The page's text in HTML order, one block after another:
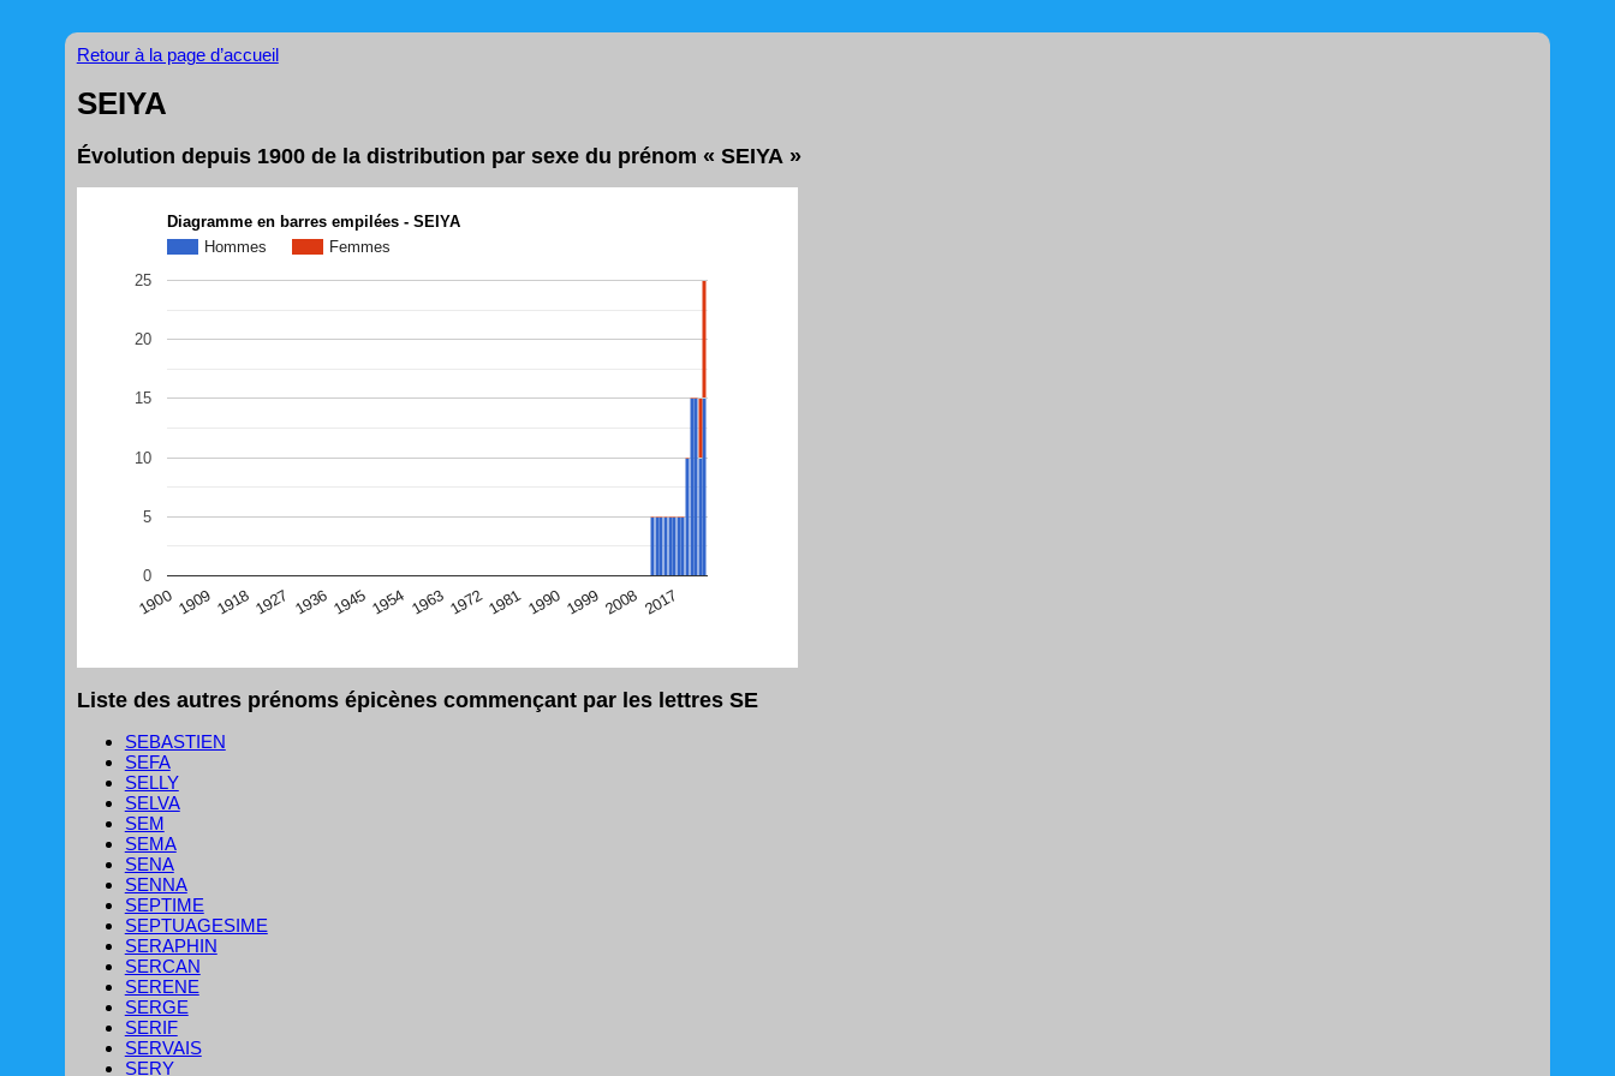
Retour à la page d’accueil
SEIYA
Évolution depuis 1900 de la distribution par sexe du prénom « SEIYA »
Diagramme en barres empilées - SEIYA
Hommes
Femmes
1900 1909 1918 1927 1936 1945 1954 1963 19721981 1990 1999 2008 2017
0
5
10
15
20
25
Liste des autres prénoms épicènes commençant par les lettres SE
SEBASTIEN
SEFA
SELLY
SELVA
SEM
SEMA
SENA
SENNA
SEPTIME
SEPTUAGESIME
SERAPHIN
SERCAN
SERENE
SERGE
SERIF
SERVAIS
SERY